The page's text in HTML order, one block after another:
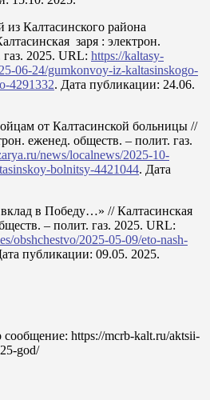
Калтасинского района
заря : электрон.
2025. URL: https://kaltasy-
06-24/gumkonvoy-iz-kaltasinskogo-
4291332. Дата публикации: 24.06.
от Калтасинской больницы //
еженед. обществ. – полит. газ.
news/localnews/2025-10-
bolnitsy-4421044. Дата
в Победу…» // Калтасинская
– полит. газ. 2025. URL:
obshchestvo/2025-05-09/eto-nash-
публикации: 09.05. 2025.
сообщение: https://mcrb-kalt.ru/aktsii-
god/